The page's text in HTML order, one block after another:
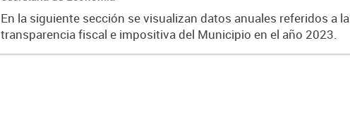
En la siguiente sección se visualizan datos anuales referidos a la
transparencia fiscal e impositiva del Municipio en el año 2023.